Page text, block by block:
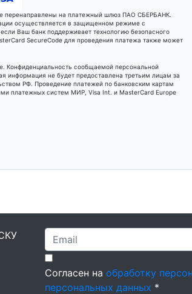
перенаправлены на платежный шлюз ПАО СБЕРБАНК.
осуществляется в защищенном режиме с
Ваш банк поддерживает технологию безопасного
SecureCode для проведения платежа также может
Конфиденциальность сообщаемой персональной
не будет предоставлена третьим лицам за
РФ. Проведение платежей по банковским картам
платежных систем МИР, Visa Int. и MasterCard Europe
Согласен на обработку
персональных данных *